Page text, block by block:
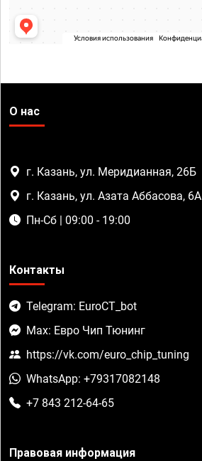
О нас
г. Казань, ул. Меридианная, 26Б
г. Казань, ул. Азата Аббасова, 6А
Пн-Сб | 09:00 - 19:00
Контакты
Telegram: EuroCT_bot
Max: Евро Чип Тюнинг
https://vk.com/euro_chip_tuning
WhatsApp: +79317082148
+7 843 212-64-65
Правовая информация